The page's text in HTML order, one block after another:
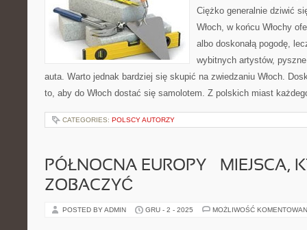
Ciężko generalnie dziwić
Włoch, w końcu Włochy
albo doskonałą pogodę,
wybitnych artystów,
auta. Warto jednak bardziej się skupić na zwiedzaniu Włoch.
to, aby do Włoch dostać się samolotem. Z polskich miast
CATEGORIES: POLSCY AUTORZY
PÓŁNOCNA EUROPY – MIEJSCA,
ZOBACZYĆ
POSTED BY ADMIN GRU - 2 - 2025 MOŻLIWOŚĆ